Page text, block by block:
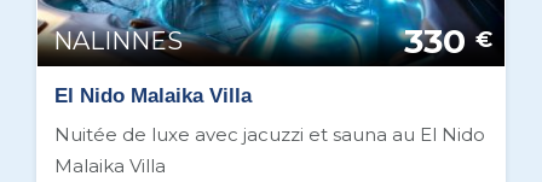
NALINNES 330 €
El Nido Malaika Villa
Nuitée de luxe avec jacuzzi et sauna au El Nido
Malaika Villa